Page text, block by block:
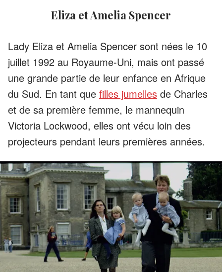
Eliza et Amelia Spencer
Lady Eliza et Amelia Spencer sont nées le 10
juillet 1992 au Royaume-Uni, mais ont passé
une grande partie de leur enfance en Afrique
du Sud. En tant que filles jumelles de Charles
et de sa première femme, le mannequin
Victoria Lockwood, elles ont vécu loin des
projecteurs pendant leurs premières années.